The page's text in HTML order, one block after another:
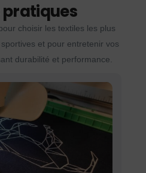
pratiques
choisir les textiles les plus
et pour entretenir vos
durabilité et performance.